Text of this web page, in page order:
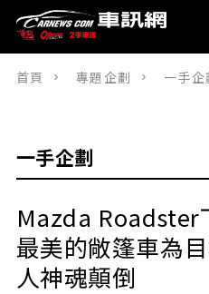
首頁 專題企劃 一手企
一手企劃
Mazda Roadster
最美的敞篷車為
人神魂顛倒